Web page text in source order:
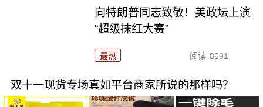
向特朗普同志致敬！美政坛上演
“超级抹红大赛”
最热 阅读 8691
双十一现货专场真如平台商家所说的那样吗？